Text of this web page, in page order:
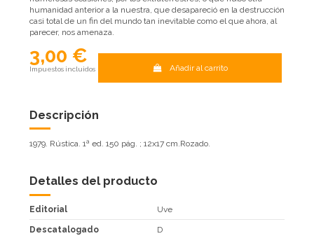
humanidad anterior a la nuestra, que desapareció en la destrucción
casi total de un fin del mundo tan inevitable como el que ahora, al
parecer, nos amenaza.
3,00 €
Impuestos incluidos Añadir al carrito
Descripción
1979. Rústica. 1ª ed. 150 pág. ; 12x17 cm.Rozado.
Detalles del producto
Editorial Uve
Descatalogado D